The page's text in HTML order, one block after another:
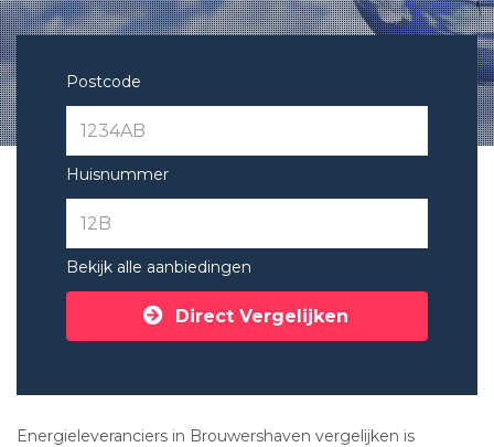
Postcode
Huisnummer
Bekijk alle aanbiedingen
Direct Vergelijken
Energieleveranciers in Brouwershaven vergelijken is